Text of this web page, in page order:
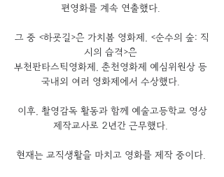
편영화를 계속 연출했다.
그 중 <하굣길>은 가치봄 영화제, <순수의 숲: 직
시의 습격>은
부천판타스틱영화제, 춘천영화제 예심위원상 등
국내외 여러 영화제에서 수상했다.
이후, 촬영감독 활동과 함께 예술고등학교 영상
제작교사로 2년간 근무했다.
현재는 교직생활을 마치고 영화를 제작 중이다.